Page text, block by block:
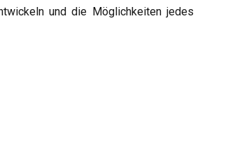
und die Möglichkeiten jedes